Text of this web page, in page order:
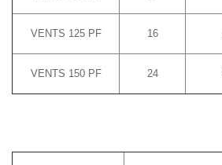
VENTS 125 PF 16
VENTS 150 PF 24